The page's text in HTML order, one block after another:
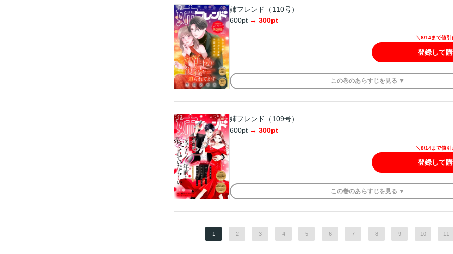
姉フレンド（110号）
600pt → 300pt
＼8/14まで値引
登録して
この巻のあらすじを 見る ▼
姉フレンド（109号）
600pt → 300pt
＼8/14まで値引
登録して
この巻のあらすじを 見る ▼
1 2 3 4 5 6 7 8 9 10 11